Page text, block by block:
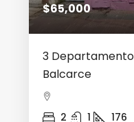
$65,000
3
Balcarce
2 1 176